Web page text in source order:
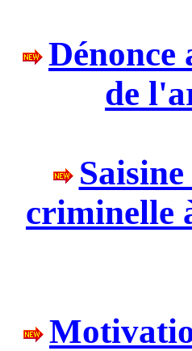
Dénonce
de
criminelle